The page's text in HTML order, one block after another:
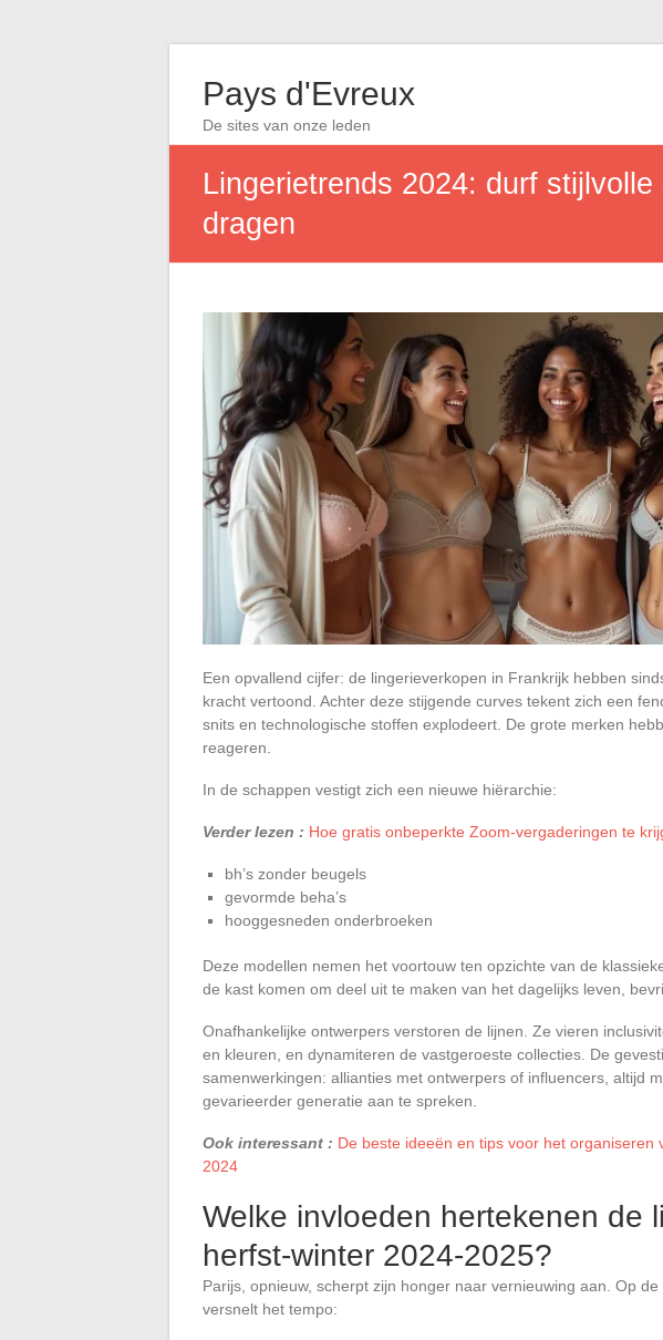
Pays d'Evreux
De sites van onze leden
Lingerietrends 2024: durf
dragen
Een opvallend cijfer: de lingerieverkopen in Frankrijk hebben
kracht vertoond. Achter deze stijgende curves tekent zich een
snits en technologische stoffen explodeert. De grote merken
reageren.
In de schappen vestigt zich een nieuwe hiërarchie:
Verder lezen : Hoe gratis onbeperkte Zoom-vergaderingen te
bh’s zonder beugels
gevormde beha’s
hooggesneden onderbroeken
Deze modellen nemen het voortouw ten opzichte van de
de kast komen om deel uit te maken van het dagelijks leven,
Onafhankelijke ontwerpers verstoren de lijnen. Ze vieren
en kleuren, en dynamiteren de vastgeroeste collecties. De
samenwerkingen: allianties met ontwerpers of influencers, altijd
gevarieerder generatie aan te spreken.
Ook interessant : De beste ideeën en tips voor het organiseren
2024
Welke invloeden hertekenen de
herfst-winter 2024-2025?
Parijs, opnieuw, scherpt zijn honger naar vernieuwing aan. Op
versnelt het tempo: